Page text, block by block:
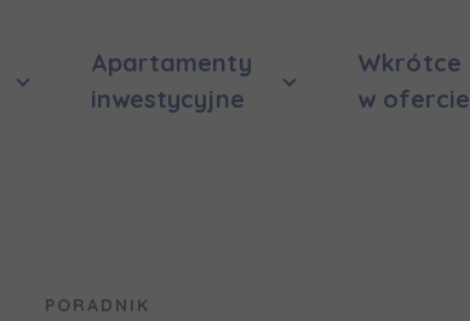
Apartamenty
inwestycyjne
Wkrótce
w ofercie
PORADNIK